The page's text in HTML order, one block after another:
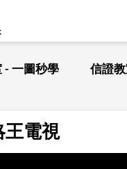
- 一圖秒學 信證
電視